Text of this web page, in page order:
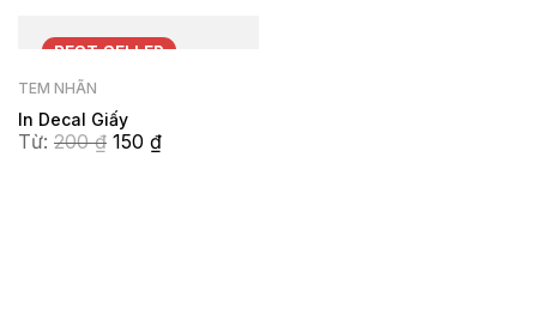
BESTSELLER
TEM NHÃN
In Decal Giấy
Từ: 200₫ 150 ₫